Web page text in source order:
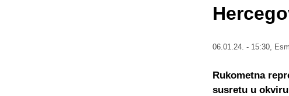
06.01.24. - 15:30,
Rukometna
susretu u